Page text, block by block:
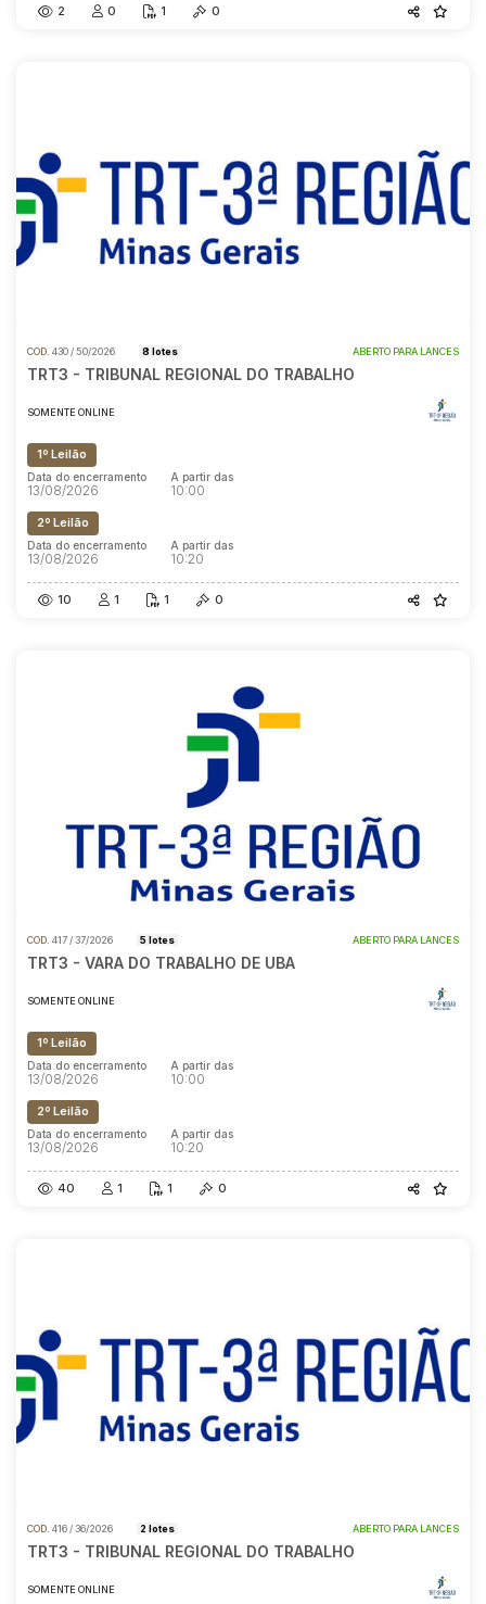
2 0 1 0
COD. 430 / 50/2026 8 lotes ABERTO PARA LANCES
TRT3 - TRIBUNAL REGIONAL DO TRABALHO
SOMENTE ONLINE
1º Leilão
Data do encerramento
13/08/2026
A partir das
10:00
2º Leilão
Data do encerramento
13/08/2026
A partir das
10:20
10 1 1 0
COD. 417 / 37/2026 5 lotes ABERTO PARA LANCES
TRT3 - VARA DO TRABALHO DE UBA
SOMENTE ONLINE
1º Leilão
Data do encerramento
13/08/2026
A partir das
10:00
2º Leilão
Data do encerramento
13/08/2026
A partir das
10:20
40 1 1 0
COD. 416 / 36/2026 2 lotes ABERTO PARA LANCES
TRT3 - TRIBUNAL REGIONAL DO TRABALHO
SOMENTE ONLINE